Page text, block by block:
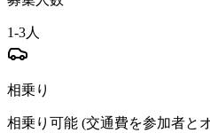
1-3人
相乗り
相乗り可能 (交通費を参加者と